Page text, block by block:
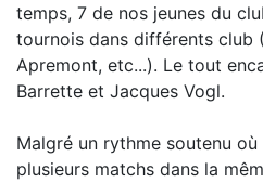
temps, 7 de nos jeunes du
tournois dans différents club
Apremont, etc...). Le tout
Barrette et Jacques Vogl.
Malgré un rythme soutenu
plusieurs matchs dans la